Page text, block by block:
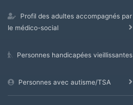
Profil des adultes accompagnés par
le médico-social
Personnes handicapées vieillissantes
Personnes avec autisme/TSA